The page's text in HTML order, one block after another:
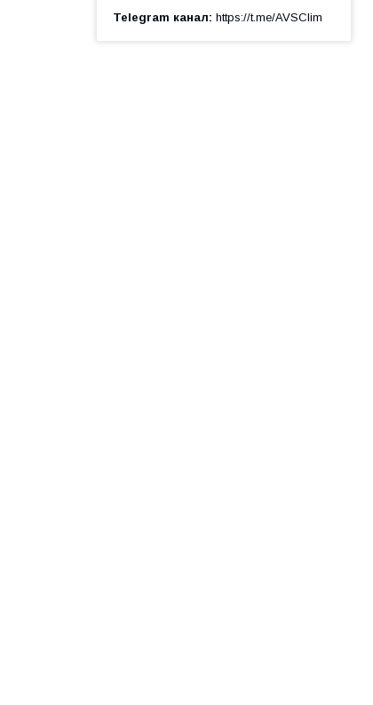
Telegram канал https://t.me/AVSClim